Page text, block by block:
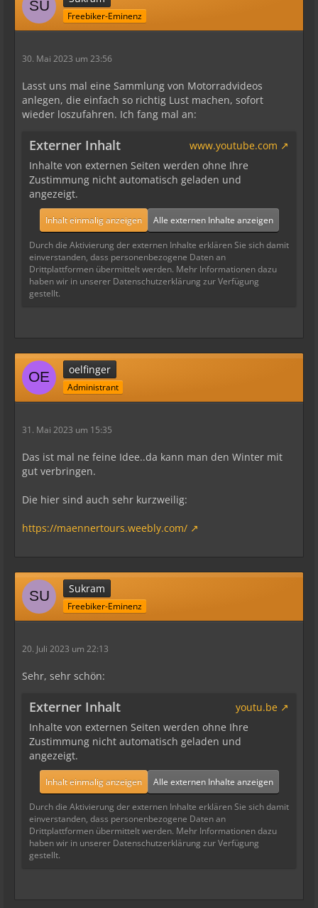
Freebiker-Eminenz
30. Mai 2023 um 23:56
Lasst uns mal eine Sammlung von Motorradvideos
anlegen, die einfach so richtig Lust machen, sofort
wieder loszufahren. Ich fang mal an:
Externer Inhalt
www.youtube.com
Inhalte von externen Seiten werden ohne Ihre
Zustimmung nicht automatisch geladen und
angezeigt.
Inhalt einmalig anzeigen Alle externen Inhalte anzeigen
Durch die Aktivierung der externen Inhalte erklären Sie sich damit
einverstanden, dass personenbezogene Daten an
Drittplattformen übermittelt werden. Mehr Informationen dazu
haben wir in unserer Datenschutzerklärung zur Verfügung
gestellt.
oelfinger
Administrant
31. Mai 2023 um 15:35
Das ist mal ne feine Idee..da kann man den Winter mit
gut verbringen.
Die hier sind auch sehr kurzweilig:
https://maennertours.weebly.com/
Sukram
Freebiker-Eminenz
20. Juli 2023 um 22:13
Sehr, sehr schön:
Externer Inhalt
youtu.be
Inhalte von externen Seiten werden ohne Ihre
Zustimmung nicht automatisch geladen und
angezeigt.
Inhalt einmalig anzeigen Alle externen Inhalte anzeigen
Durch die Aktivierung der externen Inhalte erklären Sie sich damit
einverstanden, dass personenbezogene Daten an
Drittplattformen übermittelt werden. Mehr Informationen dazu
haben wir in unserer Datenschutzerklärung zur Verfügung
gestellt.